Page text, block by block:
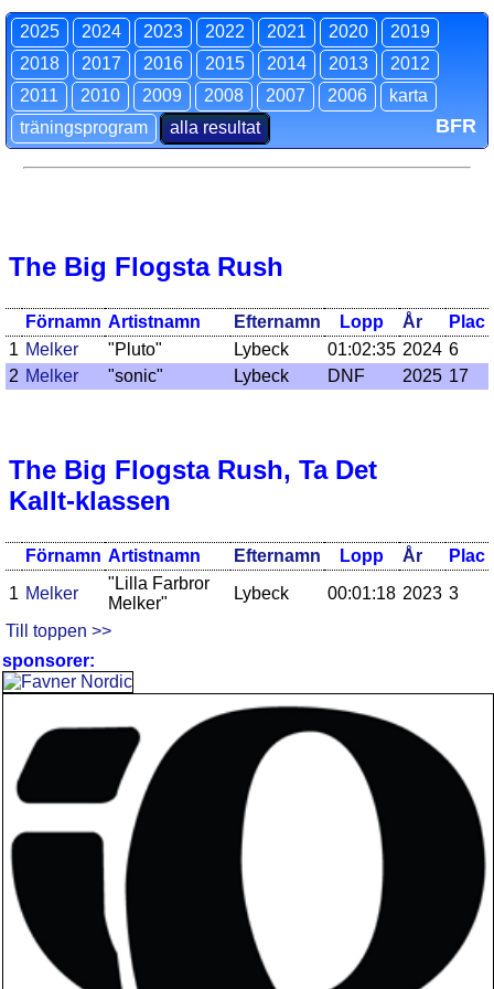
2025 2024 2023 2022 2021 2020
2019
2018
2017 2016 2015 2014 2013
2012
2011
2010 2009 2008 2007 2006
karta
träningsprogram
alla resultat BFR
The Big Flogsta Rush
Förnamn Artistnamn Efternamn Lopp År
Plac
1 Melker "Pluto" Lybeck 01:02:35 2024 6
2 Melker "sonic" Lybeck DNF 2025 17
The Big Flogsta Rush, Ta Det
Kallt-klassen
Förnamn Artistnamn Efternamn Lopp År
Plac
1 Melker
"Lilla Farbror
Melker"
Lybeck 00:01:18 2023 3
Till toppen >>
sponsorer: